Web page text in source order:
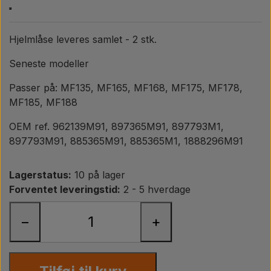
Maling Agricolour
Hjelmlåse leveres samlet - 2 stk.
Seneste modeller
Passer på: MF135, MF165, MF168, MF175, MF178,
MF185, MF188
OEM ref. 962139M91, 897365M91, 897793M1,
897793M91, 885365M91, 885365M1, 1888296M91
Lagerstatus: 10 på lager
Forventet leveringstid: 2 - 5 hverdage
− +